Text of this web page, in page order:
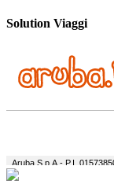
Solution Viaggi